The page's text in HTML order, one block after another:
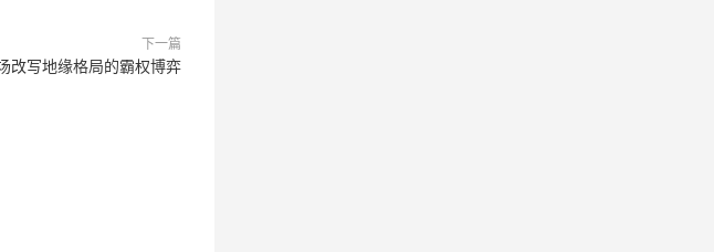
下一篇
改写地缘格局的霸权博弈